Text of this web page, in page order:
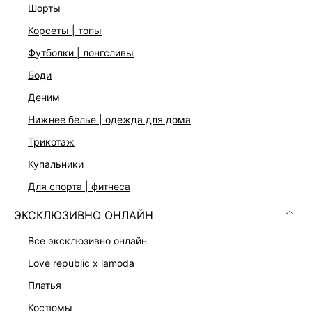
шорты
корсеты | топы
футболки | лонгсливы
боди
деним
нижнее белье | одежда для дома
трикотаж
купальники
для спорта | фитнеса
ЭКСКЛЮЗИВНО ОНЛАЙН
все эксклюзивно онлайн
love republic x lamoda
платья
костюмы
На модели размер 44. Крой модели соответствует
ДОСТАВКА И ВОЗВРАТ
Подробные условия доставки и возврата
КАТАЛОГ
КОМПАНИЯ